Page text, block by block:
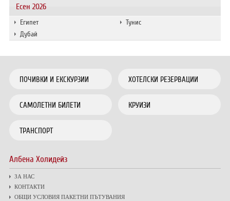
Есен 2026
Египет
Тунис
Дубай
ПОЧИВКИ И ЕКСКУРЗИИ ХОТЕЛСКИ РЕЗЕРВАЦИИ
САМОЛЕТНИ БИЛЕТИ КРУИЗИ
ТРАНСПОРТ
Албена Холидейз
ЗА НАС
КОНТАКТИ
ОБЩИ УСЛОВИЯ ПАКЕТНИ ПЪТУВАНИЯ